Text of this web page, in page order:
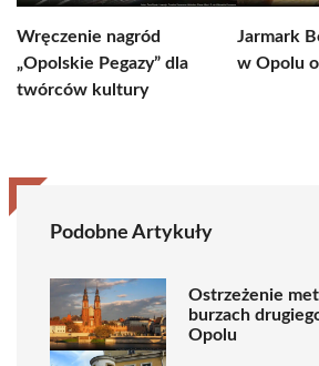
Wręczenie nagród
„Opolskie Pegazy” dla
twórców kultury
Jarmark
w Opolu
Podobne Artykuły
Ostrzeżenie
burzach
Opolu